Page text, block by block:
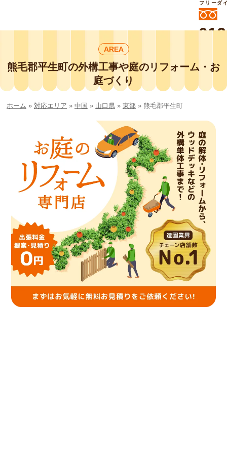
外構工事や庭リフォームは庭づくり業界
No.1チェーン店の
smileガーデンプチ庭づくり事業部にお
任せください！
フリーダ
AREA
熊毛郡平生町の外構工事や庭のリフォーム・お
庭づくり
ホーム » 対応エリア » 中国 » 山口県 » 東部 » 熊毛郡平生町